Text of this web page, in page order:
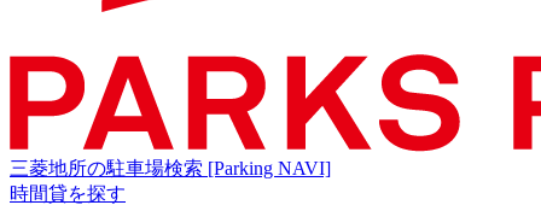
三菱地所の駐車場検索 [Parking NAVI]
時間貸を探す